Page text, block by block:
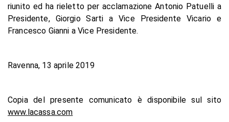
riunito ed ha rieletto per acclamazione Antonio Patuelli a
Presidente, Giorgio Sarti a Vice Presidente Vicario e
Francesco Gianni a Vice Presidente.
Ravenna, 13 aprile 2019
Copia del presente comunicato è disponibile sul sito
www.lacassa.com